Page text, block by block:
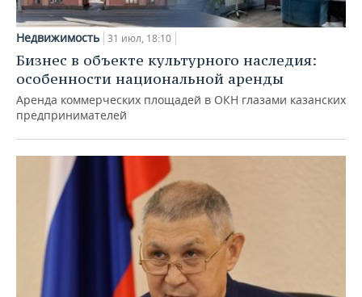
Недвижимость 31 июл, 18:10
Бизнес в объекте культурного наследия:
особенности национальной аренды
Аренда коммерческих площадей в ОКН глазами казанских
предпринимателей